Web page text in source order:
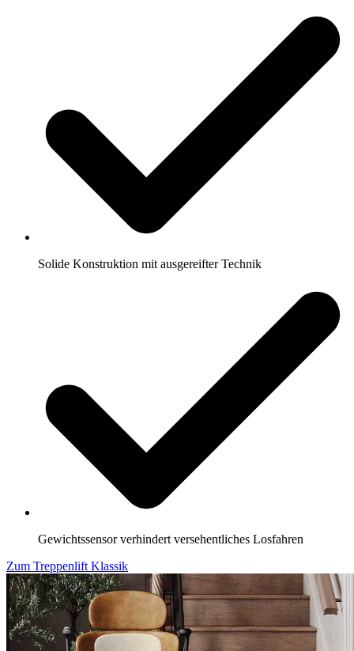
Solide Konstruktion mit ausgereifter Technik
Gewichtssensor verhindert versehentliches Losfahren
Zum Treppenlift Klassik